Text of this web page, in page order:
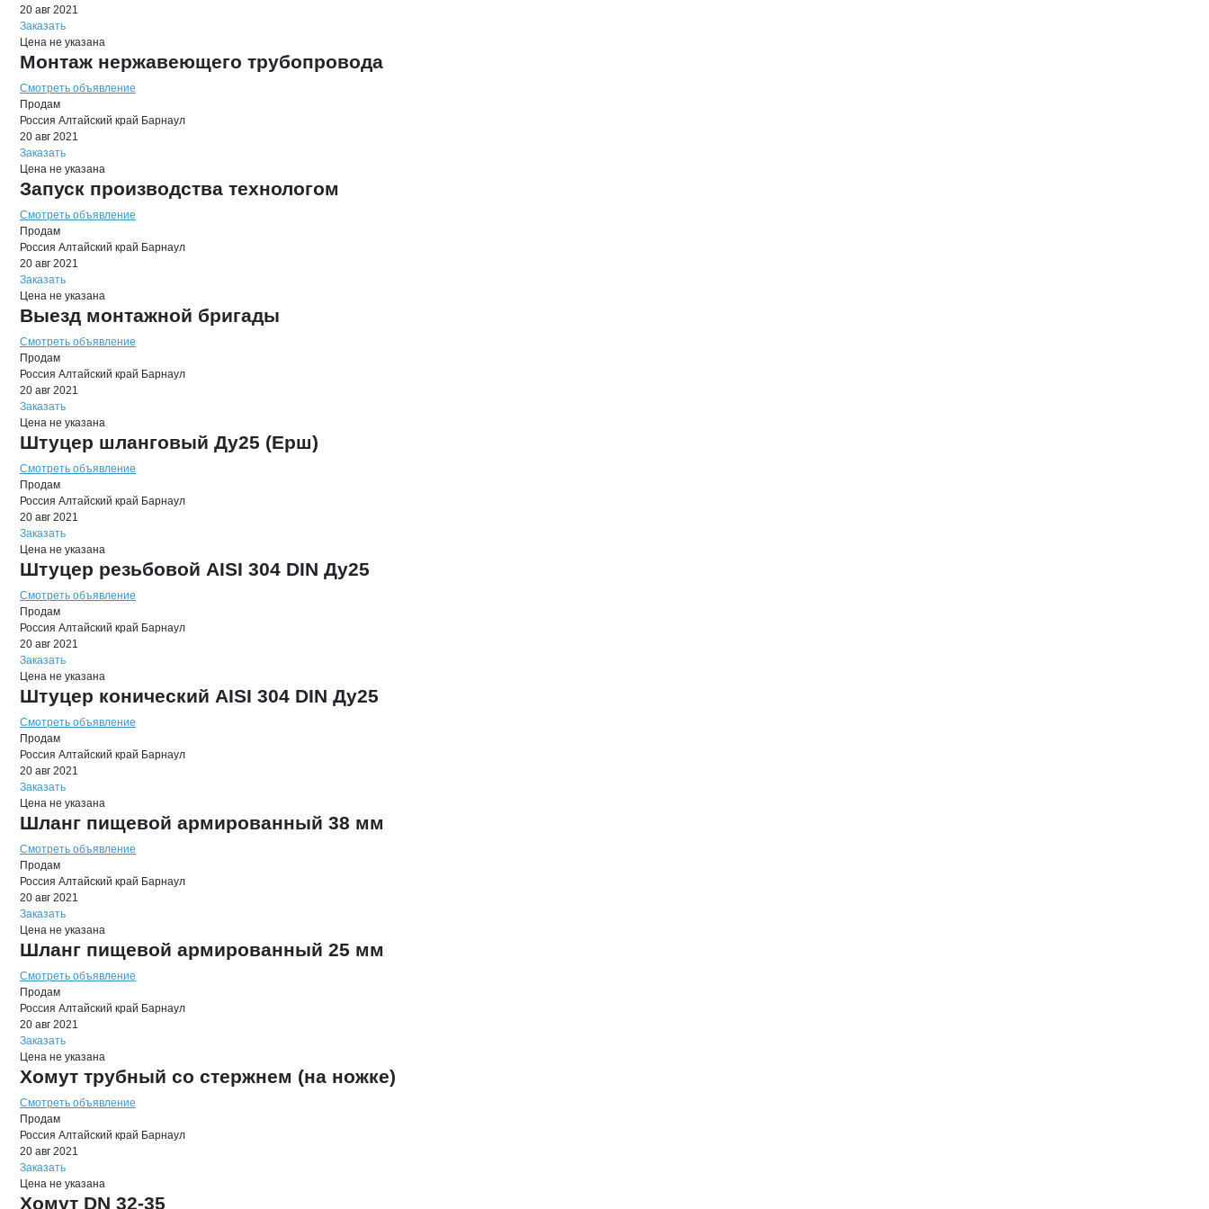
20 авг 2021
Заказать
Цена не указана
Монтаж нержавеющего трубопровода
Смотреть объявление
Продам
Россия Алтайский край Барнаул
20 авг 2021
Заказать
Цена не указана
Запуск производства технологом
Смотреть объявление
Продам
Россия Алтайский край Барнаул
20 авг 2021
Заказать
Цена не указана
Выезд монтажной бригады
Смотреть объявление
Продам
Россия Алтайский край Барнаул
20 авг 2021
Заказать
Цена не указана
Штуцер шланговый Ду25 (Ерш)
Смотреть объявление
Продам
Россия Алтайский край Барнаул
20 авг 2021
Заказать
Цена не указана
Штуцер резьбовой AISI 304 DIN Ду25
Смотреть объявление
Продам
Россия Алтайский край Барнаул
20 авг 2021
Заказать
Цена не указана
Штуцер конический AISI 304 DIN Ду25
Смотреть объявление
Продам
Россия Алтайский край Барнаул
20 авг 2021
Заказать
Цена не указана
Шланг пищевой армированный 38 мм
Смотреть объявление
Продам
Россия Алтайский край Барнаул
20 авг 2021
Заказать
Цена не указана
Шланг пищевой армированный 25 мм
Смотреть объявление
Продам
Россия Алтайский край Барнаул
20 авг 2021
Заказать
Цена не указана
Хомут трубный со стержнем (на ножке)
Смотреть объявление
Продам
Россия Алтайский край Барнаул
20 авг 2021
Заказать
Цена не указана
Хомут DN 32-35